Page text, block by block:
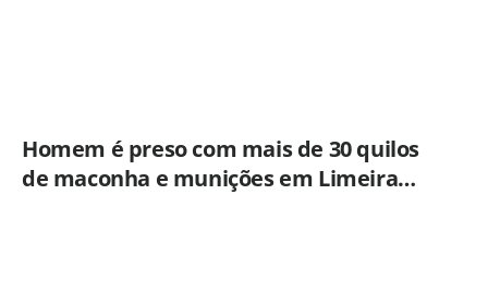
Homem é preso com mais de 30 quilos
de maconha e munições em Limeira